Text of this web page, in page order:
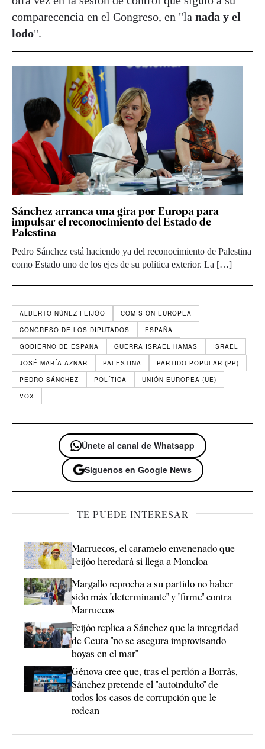
comparecencia en el Congreso, en "la nada y el
lodo".
Sánchez arranca una gira por Europa para
impulsar el reconocimiento del Estado de
Palestina
Pedro Sánchez está haciendo ya del reconocimiento de Palestina
como Estado uno de los ejes de su política exterior. La […]
ALBERTO NÚÑEZ FEIJÓO
COMISIÓN EUROPEA
CONGRESO DE LOS DIPUTADOS
ESPAÑA
GOBIERNO DE ESPAÑA
GUERRA ISRAEL HAMÁS
ISRAEL
JOSÉ MARÍA AZNAR
PALESTINA
PARTIDO POPULAR (PP)
PEDRO SÁNCHEZ
POLÍTICA
UNIÓN EUROPEA (UE)
VOX
Únete al canal de Whatsapp
Síguenos en Google News
TE PUEDE INTERESAR
Marruecos, el caramelo envenenado que
Feijóo heredará si llega a Moncloa
Margallo reprocha a su partido no haber
sido más "determinante" y "firme" contra
Marruecos
Feijóo replica a Sánchez que la integridad
de Ceuta "no se asegura improvisando
boyas en el mar"
Génova cree que, tras el perdón a Borràs,
Sánchez pretende el "autoindulto" de
todos los casos de corrupción que le
rodean